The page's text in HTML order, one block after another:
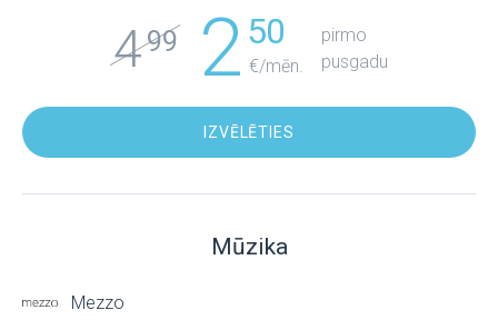
499 2 50
€/mēn.
pirmo
pusgadu
IZVĒLĒTIES
Mūzika
Mezzo